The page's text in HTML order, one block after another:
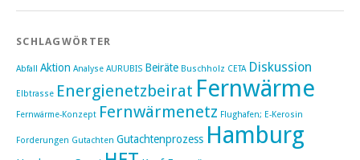
SCHLAGWÖRTER
Abfall Aktion Analyse AURUBIS Beiräte Buschholz CETA Diskussion
Elbtrasse Energienetzbeirat Fernwärme
Fernwärme-Konzept Fernwärmenetz Flughafen; E-Kerosin
Forderungen Gutachten Gutachtenprozess Hamburg